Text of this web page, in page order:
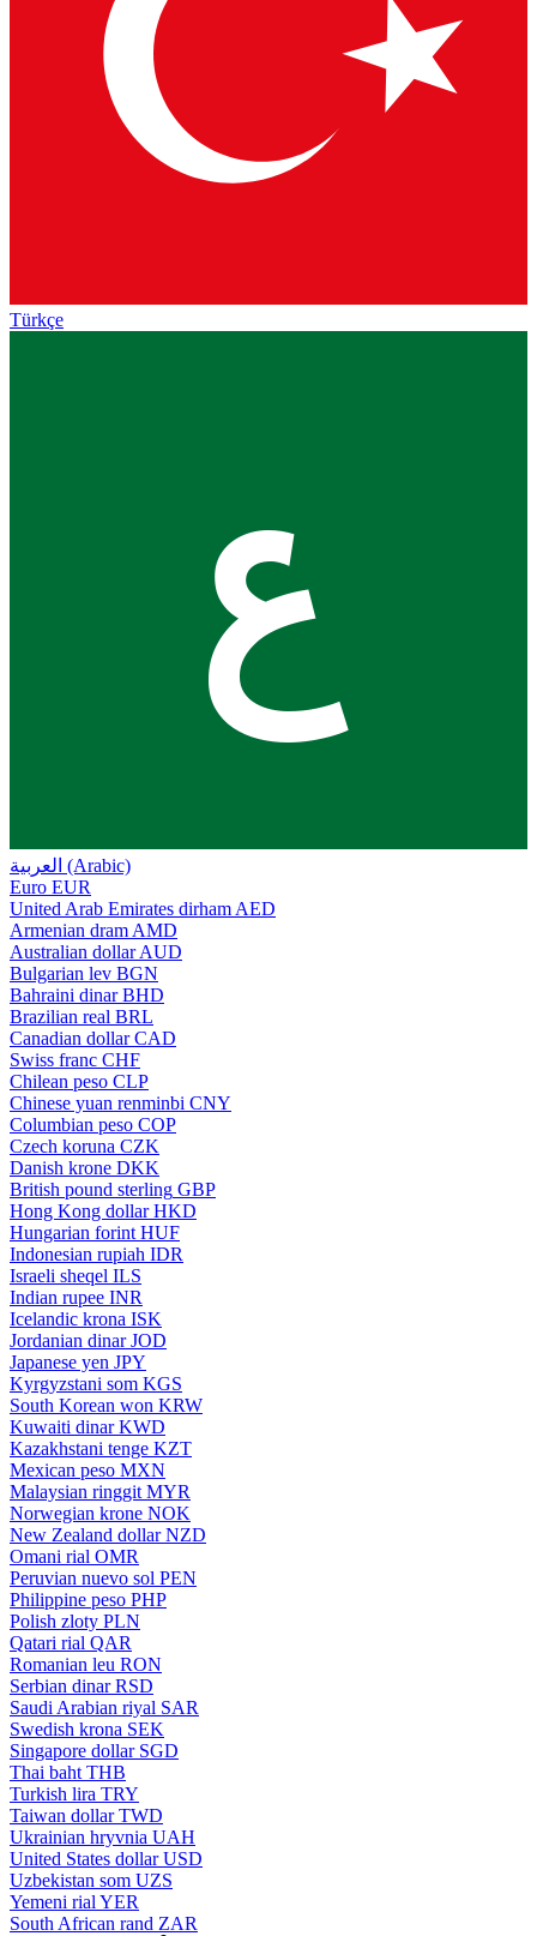
Türkçe
ع
العربية (Arabic)
Euro EUR
United Arab Emirates dirham AED
Armenian dram AMD
Australian dollar AUD
Bulgarian lev BGN
Bahraini dinar BHD
Brazilian real BRL
Canadian dollar CAD
Swiss franc CHF
Chilean peso CLP
Chinese yuan renminbi CNY
Columbian peso COP
Czech koruna CZK
Danish krone DKK
British pound sterling GBP
Hong Kong dollar HKD
Hungarian forint HUF
Indonesian rupiah IDR
Israeli sheqel ILS
Indian rupee INR
Icelandic krona ISK
Jordanian dinar JOD
Japanese yen JPY
Kyrgyzstani som KGS
South Korean won KRW
Kuwaiti dinar KWD
Kazakhstani tenge KZT
Mexican peso MXN
Malaysian ringgit MYR
Norwegian krone NOK
New Zealand dollar NZD
Omani rial OMR
Peruvian nuevo sol PEN
Philippine peso PHP
Polish zloty PLN
Qatari rial QAR
Romanian leu RON
Serbian dinar RSD
Saudi Arabian riyal SAR
Swedish krona SEK
Singapore dollar SGD
Thai baht THB
Turkish lira TRY
Taiwan dollar TWD
Ukrainian hryvnia UAH
United States dollar USD
Uzbekistan som UZS
Yemeni rial YER
South African rand ZAR